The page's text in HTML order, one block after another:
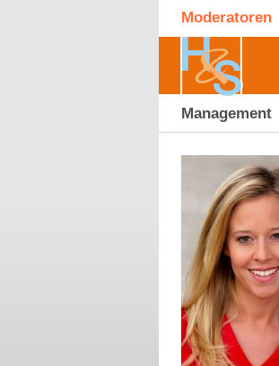
Moderatoren
Management